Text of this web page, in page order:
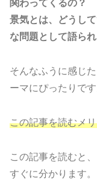
関わってくるの？
景気とは、どうし
な問題として語ら
そんなふうに感じ
ーマにぴったりです
この記事を読むメ
この記事を読むと
すぐに分かります。